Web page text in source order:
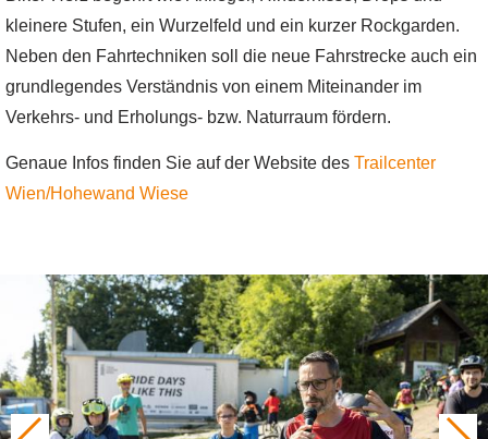
kleinere Stufen, ein Wurzelfeld und ein kurzer Rockgarden.
Neben den Fahrtechniken soll die neue Fahrstrecke auch ein
grundlegendes Verständnis von einem Miteinander im
Verkehrs- und Erholungs- bzw. Naturraum fördern.
Genaue Infos finden Sie auf der Website des Trailcenter
Wien/Hohewand Wiese